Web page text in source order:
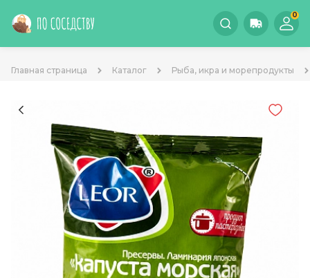
0
Главная страница Каталог Рыба, икра и морепродукты